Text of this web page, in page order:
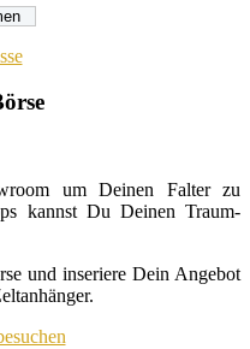
um Deinen Falter zu
kannst Du Deinen Traum-
und inseriere Dein Angebot